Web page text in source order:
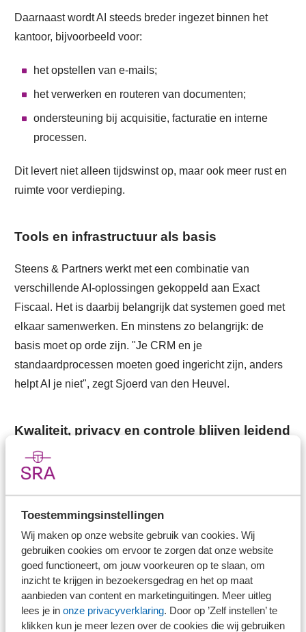
Toestemmingsinstellingen
Wij maken op onze website gebruik van cookies. Wij
gebruiken cookies om ervoor te zorgen dat onze website
goed functioneert, om jouw voorkeuren op te slaan, om
inzicht te krijgen in bezoekersgedrag en het op maat
aanbieden van content en marketinguitingen. Meer uitleg
lees je in onze privacyverklaring. Door op ’Zelf instellen’ te
klikken kun je meer lezen over de cookies die wij gebruiken
Daarnaast wordt AI steeds breder ingezet binnen het
kantoor, bijvoorbeeld voor:
het opstellen van e-mails;
het verwerken en routeren van documenten;
ondersteuning bij acquisitie, facturatie en interne
processen.
Dit levert niet alleen tijdswinst op, maar ook meer rust en
ruimte voor verdieping.
Tools en infrastructuur als basis
Steens & Partners werkt met een combinatie van
verschillende AI-oplossingen gekoppeld aan Exact
Fiscaal. Het is daarbij belangrijk dat systemen goed met
elkaar samenwerken. En minstens zo belangrijk: de
basis moet op orde zijn. "Je CRM en je
standaardprocessen moeten goed ingericht zijn, anders
helpt AI je niet", zegt Sjoerd van den Heuvel.
Kwaliteit, privacy en controle blijven leidend
Binnen Steens & Partners is AI geen vervanger van
vakmanschap. Er zijn duidelijke spelregels vastgelegd,
Output richting klanten wordt altijd gecontroleerd door
een senior.
Gebruik van AI wordt actief gemonitord.
Werkwijze en vraagstellingen zijn inzichtelijk.